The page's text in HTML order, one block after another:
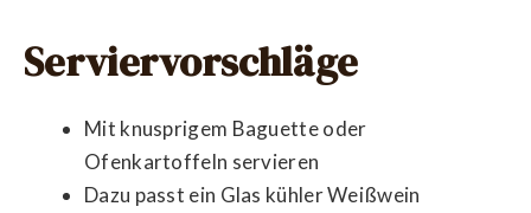
Serviervorschläge
Mit knusprigem Baguette oder
Ofenkartoffeln servieren
Dazu passt ein Glas kühler Weißwein